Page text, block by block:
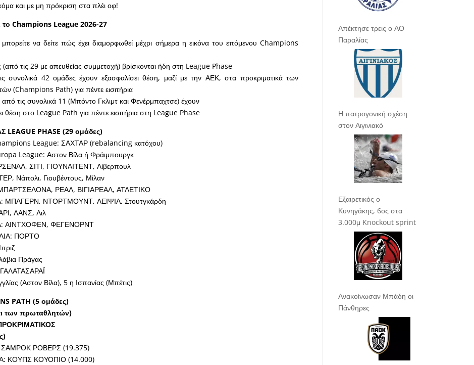
και με μη πρόκριση στα πλέι οφ!
το Champions League 2026-27
να δείτε πώς έχει διαμορφωθεί μέχρι σήμερα η εικόνα του επόμενου Champions
τις 29 με απευθείας συμμετοχή) βρίσκονται ήδη στη League Phase
συνολικά 42 ομάδες έχουν εξασφαλίσει θέση, μαζί με την ΑΕΚ, στα προκριματικά των
(Champions Path) για πέντε εισιτήρια
τις συνολικά 11 (Μπόντο Γκλιμτ και Φενέρμπαχτσε) έχουν
θέση στο League Path για πέντε εισιτήρια στη League Phase
LEAGUE PHASE (29 ομάδες)
League: ΣΑΧΤΑΡ (rebalancing κατόχου)
League: Αστον Βίλα ή Φράιμπουργκ
ΣΙΤΙ, ΓΙΟΥΝΑΙΤΕΝΤ, Λίβερπουλ
Νάπολι, Γιουβέντους, Μίλαν
ΡΕΑΛ, ΒΙΓΙΑΡΕΑΛ, ΑΤΛΕΤΙΚΟ
ΜΠΑΓΕΡΝ, ΝΤΟΡΤΜΟΥΝΤ, ΛΕΙΨΙΑ, Στουτγκάρδη
ΛΑΝΣ, Λιλ
ΑΙΝΤΧΟΦΕΝ, ΦΕΓΕΝΟΡΝΤ
ΠΟΡΤΟ
Πράγας
(Αστον Βίλα), 5 η Ισπανίας (Μπέτις)
PATH (5 ομάδες)
των πρωταθλητών)
ΣΑΜΡΟΚ ΡΟΒΕΡΣ (19.375)
ΚΟΥΠΣ ΚΟΥΟΠΙΟ (14.000)
Απέκτησε τρεις ο ΑΟ
Παραλίας
Η πατρογονική σχέση
στον Αιγινιακό
Εξαιρετικός ο
Κυνηγάκης, 6ος στα
3.000μ Knockout sprint
Ανακοίνωσαν Μπάδη οι
Πάνθηρες